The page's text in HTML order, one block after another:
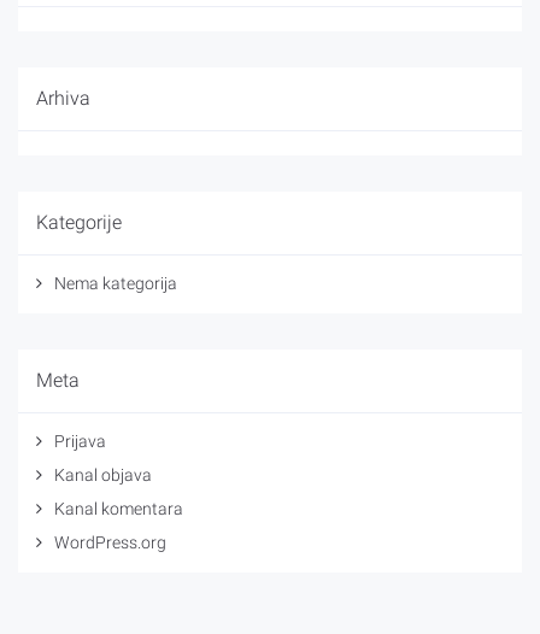
Arhiva
Kategorije
Nema kategorija
Meta
Prijava
Kanal objava
Kanal komentara
WordPress.org